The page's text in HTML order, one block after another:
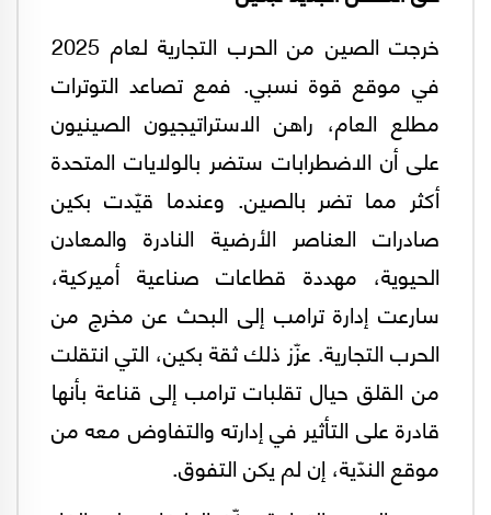
خرجت الصين من الحرب التجارية لعام 2025
في موقع قوة نسبي. فمع تصاعد التوترات
مطلع العام، راهن الاستراتيجيون الصينيون
على أن الاضطرابات ستضر بالولايات المتحدة
أكثر مما تضر بالصين. وعندما قيّدت بكين
صادرات العناصر الأرضية النادرة والمعادن
الحيوية، مهددة قطاعات صناعية أميركية،
سارعت إدارة ترامب إلى البحث عن مخرج من
الحرب التجارية. عزّز ذلك ثقة بكين، التي انتقلت
من القلق حيال تقلبات ترامب إلى قناعة بأنها
قادرة على التأثير في إدارته والتفاوض معه من
موقع الندّية، إن لم يكن التفوق.